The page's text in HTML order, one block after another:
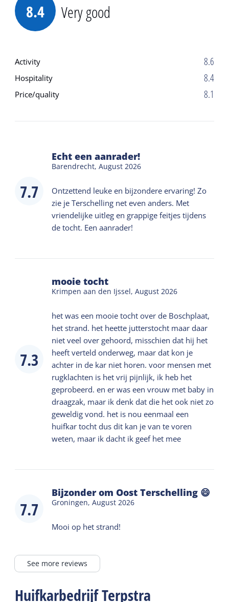
8.4 Very good
Activity 8.6
Hospitality 8.4
Price/quality 8.1
7.7
Echt een aanrader!
Barendrecht,August 2026
Ontzettend leuke en bijzondere ervaring! Zo
zie je Terschelling net even anders. Met
vriendelijke uitleg en grappige feitjes tijdens
de tocht. Een aanrader!
7.3
mooie tocht
Krimpen aan den Ijssel,August 2026
het was een mooie tocht over de Boschplaat,
het strand. het heette jutterstocht maar daar
niet veel over gehoord, misschien dat hij het
heeft verteld onderweg, maar dat kon je
achter in de kar niet horen. voor mensen met
rugklachten is het vrij pijnlijk, ik heb het
geprobeerd. en er was een vrouw met baby in
draagzak, maar ik denk dat die het ook niet zo
geweldig vond. het is nou eenmaal een
huifkar tocht dus dit kan je van te voren
weten, maar ik dacht ik geef het mee
7.7
Bijzonder om Oost Terschelling 😄
Groningen,August 2026
Mooi op het strand!
See more reviews
Huifkarbedrijf Terpstra